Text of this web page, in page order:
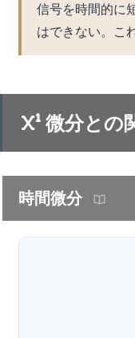
信号を時間的に
はできない。こ
微分との
時間微分